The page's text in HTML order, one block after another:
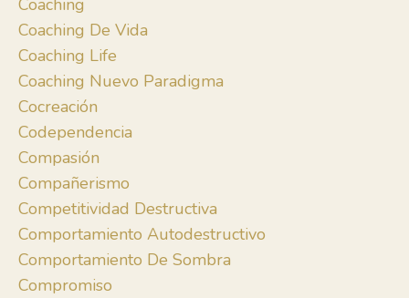
Coaching
Coaching De Vida
Coaching Life
Coaching Nuevo Paradigma
Cocreación
Codependencia
Compasión
Compañerismo
Competitividad Destructiva
Comportamiento Autodestructivo
Comportamiento De Sombra
Compromiso